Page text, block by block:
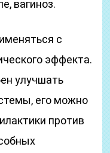
вагиноз.
с
эффекта.
улучшать
его можно
против